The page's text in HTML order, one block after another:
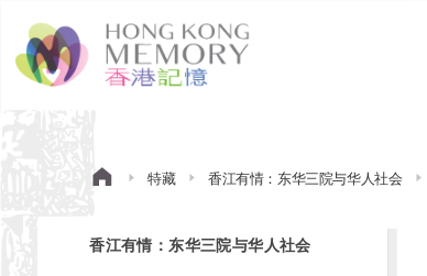
特藏 香江有情：东华三院与华人社会
香江有情：东华三院与华人社会